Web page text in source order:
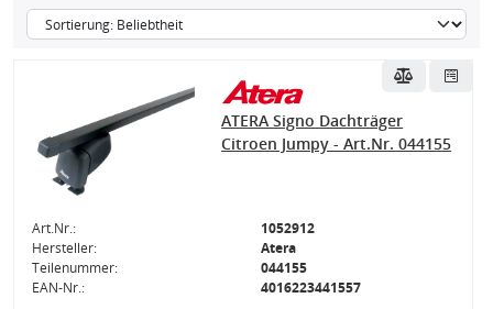
ATERA Signo Dachträger
Citroen Jumpy - Art.Nr. 044155
Art.Nr.:
1052912
Hersteller:
Atera
Teilenummer:
044155
EAN-Nr.:
4016223441557